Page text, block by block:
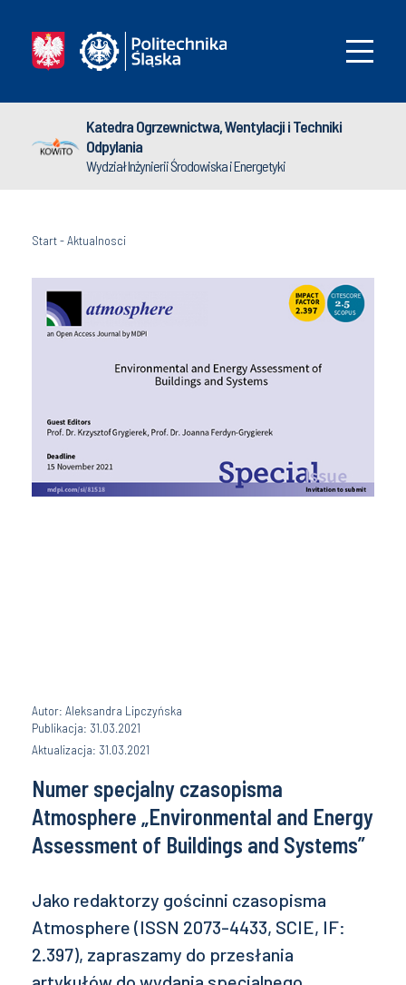
Katedra Ogrzewnictwa, Wentylacji i Techniki
Odpylania
Wydział Inżynierii Środowiska i Energetyki
Start-Aktualnosci
Autor: Aleksandra Lipczyńska
Publikacja: 31.03.2021
Aktualizacja: 31.03.2021
Numer specjalny czasopisma
Atmosphere „Environmental and Energy
Assessment of Buildings and Systems”
Jako redaktorzy gościnni czasopisma
Atmosphere (ISSN 2073-4433, SCIE, IF:
2.397), zapraszamy do przesłania